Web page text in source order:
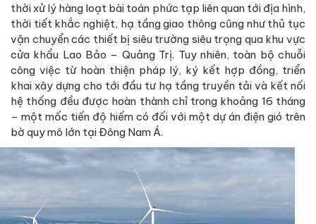
thời xử lý hàng loạt bài toán phức tạp liên quan tới địa hình,
thời tiết khắc nghiệt, hạ tầng giao thông cũng như thủ tục
vận chuyển các thiết bị siêu trường siêu trọng qua khu vực
cửa khẩu Lao Bảo – Quảng Trị. Tuy nhiên, toàn bộ chuỗi
công việc từ hoàn thiện pháp lý, ký kết hợp đồng, triển
khai xây dựng cho tới đầu tư hạ tầng truyền tải và kết nối
hệ thống đều được hoàn thành chỉ trong khoảng 16 tháng
– một mốc tiến độ hiếm có đối với một dự án điện gió trên
bờ quy mô lớn tại Đông Nam Á.